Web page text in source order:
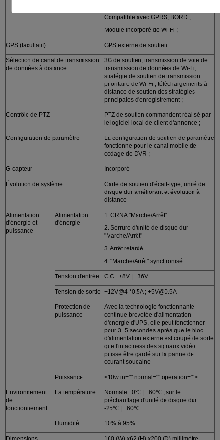
Compatible avec GPRS, BORD ;
Module incorporé de Wi-Fi ;
GPS (facultatif) GPS externe de soutien
Sélection de canal de transmission
de données à distance
3G de soutien, transmission de voie de
transmission de données de Wi-Fi,
stratégie de soutien de transmission
prioritaire de Wi-Fi ; téléchargements à
distance de soutien des stratégies
principales d'enregistrement ;
Contrôle de PTZ
PTZ de soutien commandent réalisé par
le logiciel local de client d'annonce ;
Configuration de paramètre
La configuration de soutien de paramètre
fonctionne pour le canal mobile de
codage de DVR ;
G-capteur Incorporé
Évolution de système
Carte de soutien d'écart-type, unité de
disque dur améliorant et évolution à
distance
Alimentation
d'énergie et
puissance
Alimentation
d'énergie
1. CRNA "Marche/Arrêt"
2. Serrure d'unité de disque dur
"Marche/Arrêt"
3. Arrêt retardé
4. "Marche/Arrêt" synchronisé
Tension d'entrée C.C : +8V | +36V
Tension de sortie +12V@4 *0.5A ; +5V@0.5A
Protection de
puissance-
Avec la technologie fonctionnante
continue brevetée d'alimentation
d'énergie d'UPS, elle peut fonctionner
pour 3~5 secondes après que le bloc
d'alimentation externe est coupé de sorte
que l'intactness des signaux vidéo
puisse être gardé sur la panne de
courant soudaine
Puissance <10w in="" normal="" operation="">
Environnement
de
fonctionnement
La température
Normale : 0℃ | +60℃ ; sur le
préchauffage d'unité de disque dur :
-25℃ | +60℃
Humidité 10% à 95%
Dimensions 160 (W) x62 (H) x200 (D) millimètre.